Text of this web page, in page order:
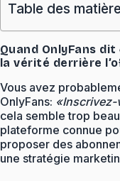
Table des
Quand OnlyFans
la vérité derrière
Vous avez
OnlyFans:
cela semble trop
plateforme connue
proposer des
une stratégie